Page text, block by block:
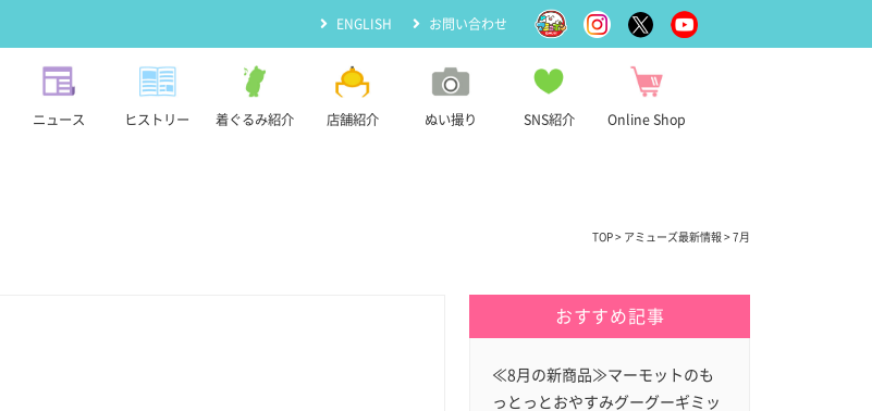
ENGLISH お問い合わせ
ニュース ヒストリー 着ぐるみ紹介 店舗紹介 ぬい撮り SNS紹介 Online Shop
TOP > アミューズ最新情報 > 7月
おすすめ記事
≪8月の新商品≫マーモットのも
っとっとおやすみグーグーギミッ